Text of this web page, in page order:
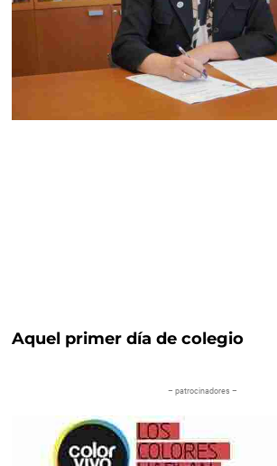
Aquel primer día de colegio
– patrocinadores –